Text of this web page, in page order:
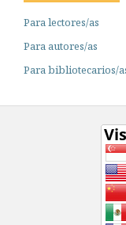
Para lectores/as
Para autores/as
Para bibliotecarios/